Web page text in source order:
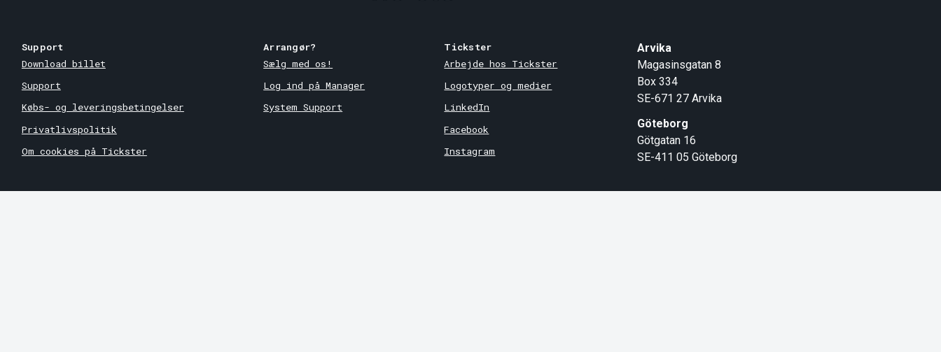
Support
Download billet
Support
Købs- og leveringsbetingelser
Privatlivspolitik
Om cookies på Tickster
Arrangør?
Sælg med os!
Log ind på Manager
System Support
Tickster
Arbejde hos Tickster
Logotyper og medier
LinkedIn
Facebook
Instagram
Arvika
Magasinsgatan 8
Box 334
SE-671 27 Arvika
Göteborg
Götgatan 16
SE-411 05 Göteborg